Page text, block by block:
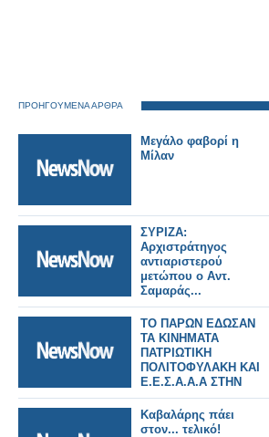
ΠΡΟΗΓΟΥΜΕΝΑ ΑΡΘΡΑ
Μεγάλο φαβορί η
Μίλαν
ΣΥΡΙΖΑ:
Αρχιστράτηγος
αντιαριστερού
μετώπου ο Αντ.
Σαμαράς...
ΤΟ ΠΑΡΩΝ ΕΔΩΣΑΝ
ΤΑ ΚΙΝΗΜΑΤΑ
ΠΑΤΡΙΩΤΙΚΗ
ΠΟΛΙΤΟΦΥΛΑΚΗ ΚΑΙ
Ε.Ε.Σ.Α.Α.Α ΣΤΗΝ
ΑΝΟΙΧΤΗ
ΣΥΓΚΕΝΤΡΩΣΗ ΤΗΣ
ΕΘΝΙΚΗΣ ΕΤΑΙΡΙΑΣ.
Καβαλάρης πάει
στον... τελικό!